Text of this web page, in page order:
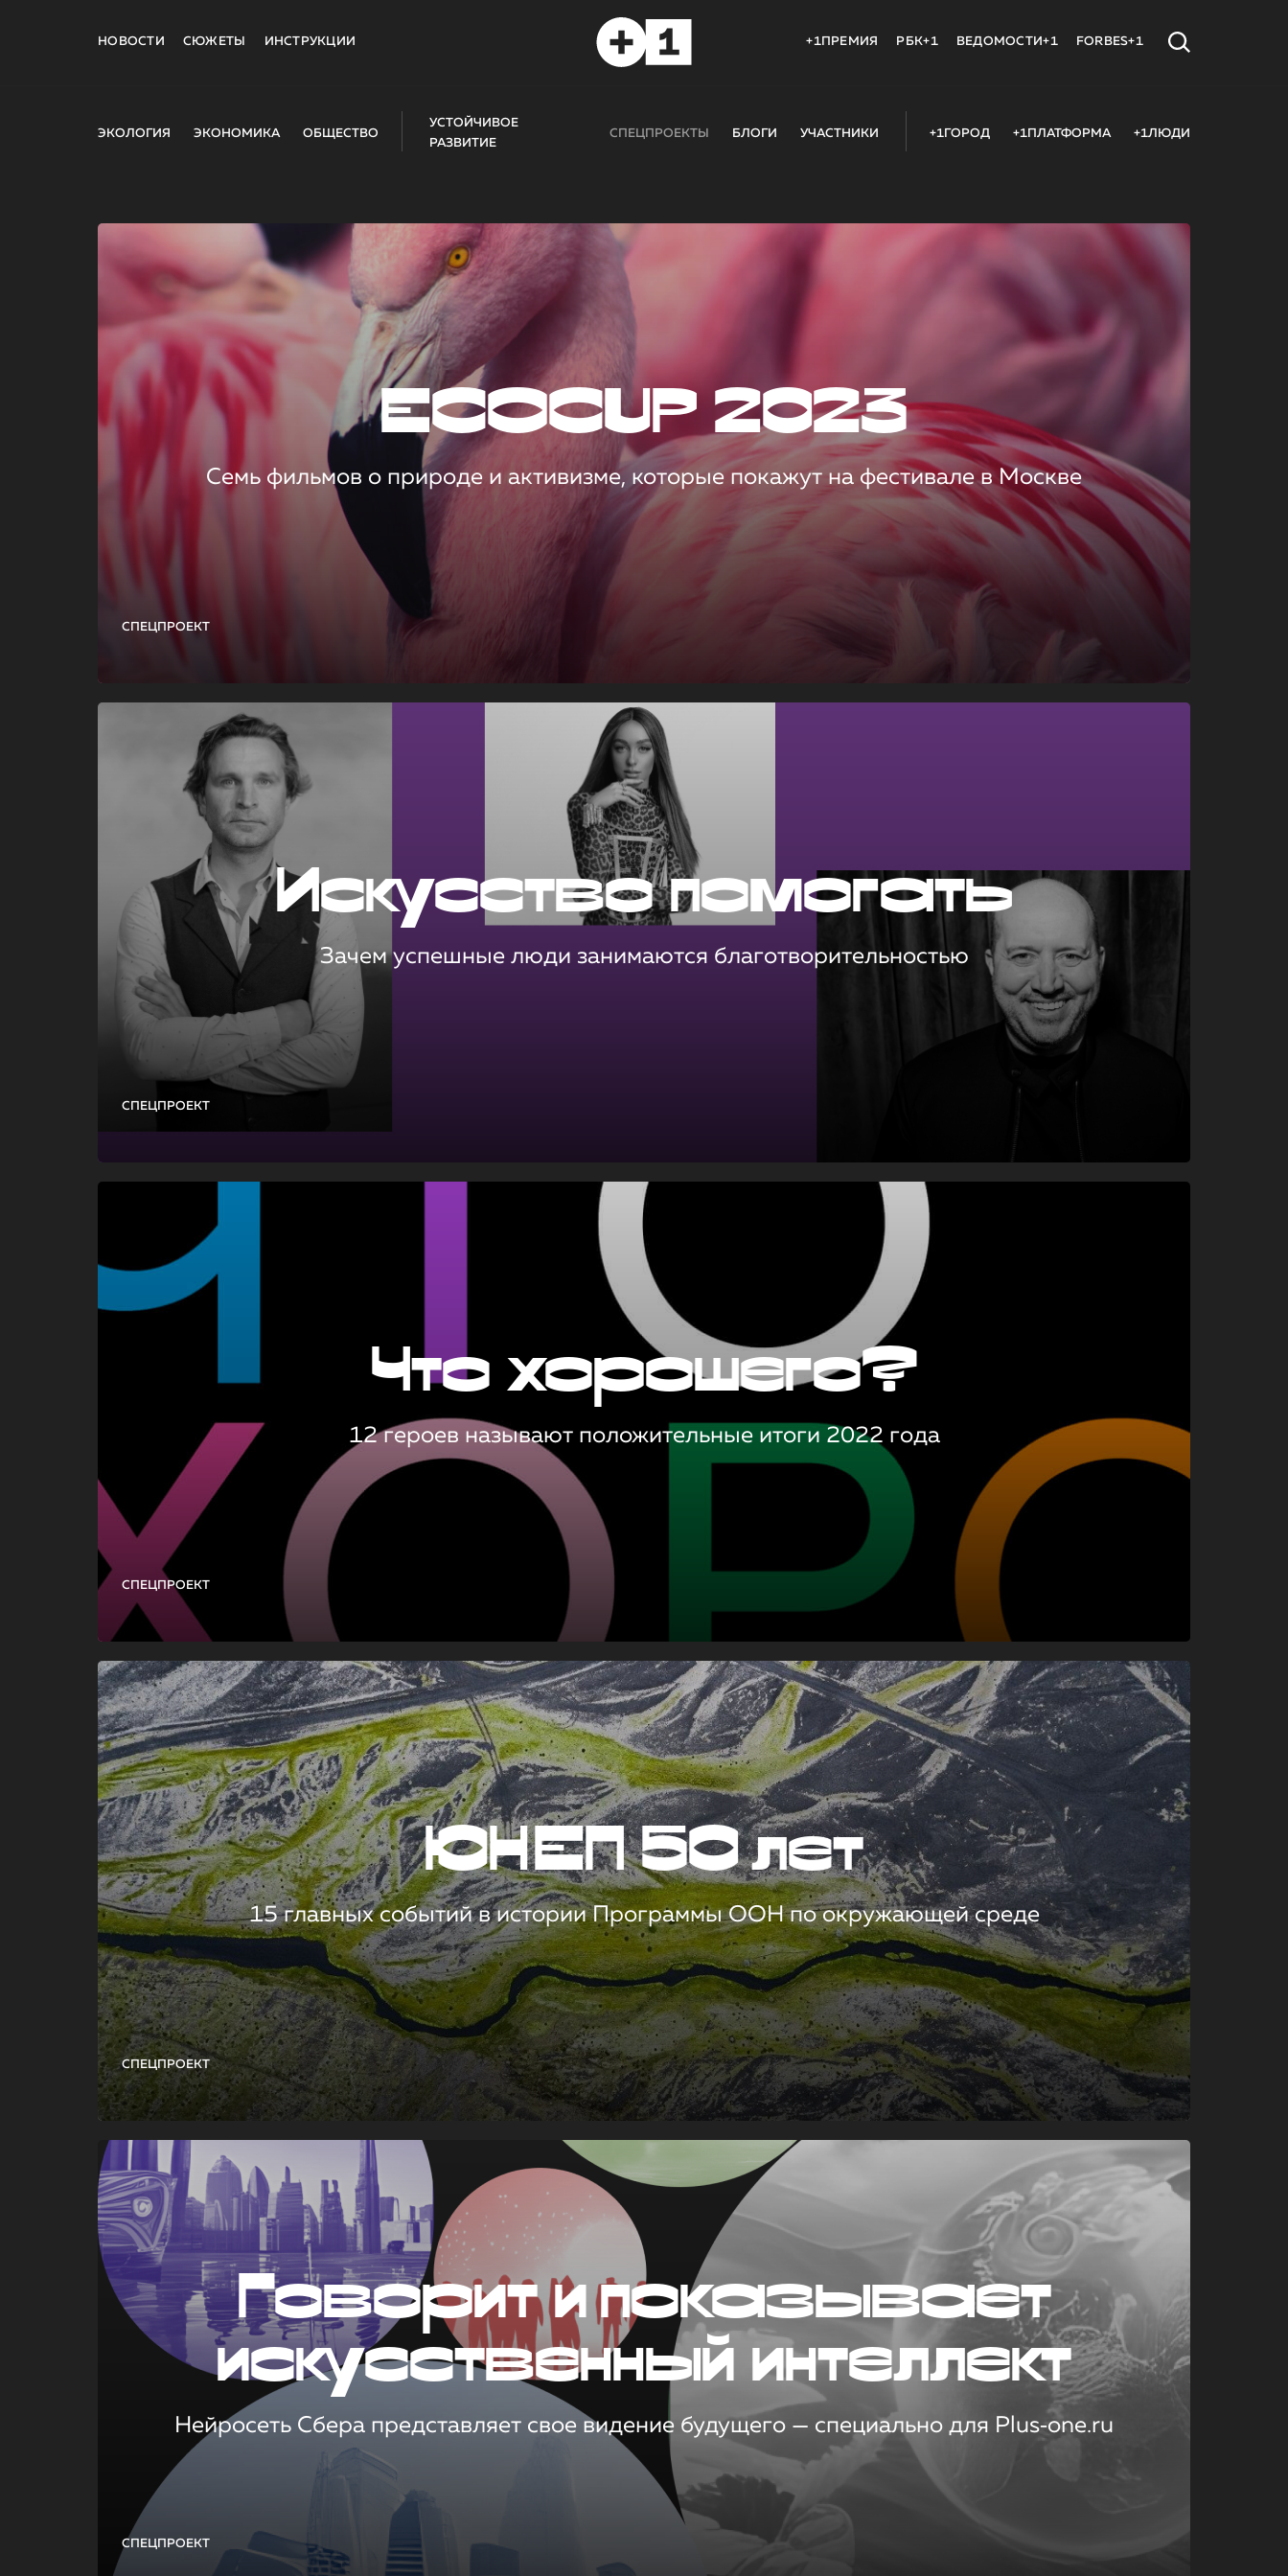
НОВОСТИ СЮЖЕТЫ ИНСТРУКЦИИ +1ПРЕМИЯ РБК+1 ВЕДОМОСТИ+1 FORBES+1
ЭКОЛОГИЯ ЭКОНОМИКА ОБЩЕСТВО
УСТОЙЧИВОЕ
РАЗВИТИЕ
СПЕЦПРОЕКТЫ БЛОГИ УЧАСТНИКИ +1ГОРОД +1ПЛАТФОРМА +1ЛЮДИ
СПЕЦПРОЕКТ
ECOCUP 2023
Семь фильмов о природе и активизме, которые покажут на фестивале в Москве
СПЕЦПРОЕКТ
Искусство помогать
Зачем успешные люди занимаются благотворительностью
СПЕЦПРОЕКТ
Что хорошего?
12 героев называют положительные итоги 2022 года
СПЕЦПРОЕКТ
ЮНЕП 50 лет
15 главных событий в истории Программы ООН по окружающей среде
СПЕЦПРОЕКТ
Говорит и показывает
искусственный интеллект
Нейросеть Сбера представляет свое видение будущего — специально для Plus‑one.ru